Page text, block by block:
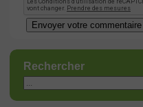
Rechercher